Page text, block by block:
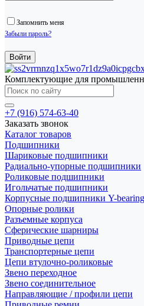
Запомнить меня
Забыли пароль?
Комплектующие для
+7 (916) 574-63-40
Заказать звонок
Каталог товаров
Подшипники
Шариковые подшипники
Радиально-упорные подшипники
Роликовые подшипники
Игольчатые подшипники
Корпусные подшипники Y-
Опорные ролики
Разъемные корпуса
Сферические шарниры
Приводные цепи
Транспортерные цепи
Цепи втулочно-роликовые
Звено переходное
Звено соединительное
Направляющие / профили цепи